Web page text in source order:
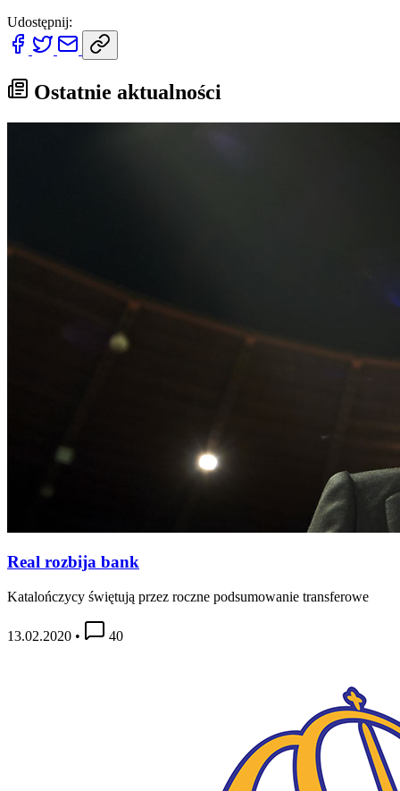
Udostępnij:
Ostatnie aktualności
Real rozbija bank
Katalończycy świętują przez roczne podsumowanie transferowe
13.02.2020 • 40